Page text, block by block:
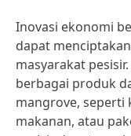
Inovasi ekonomi
dapat
masyarakat
berbagai produk
mangrove, seperti
makanan, atau